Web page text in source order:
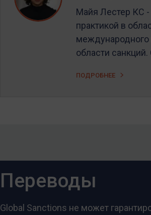
Майя Лестер КС -
практикой в
международного
области
ПОДРОБНЕЕ
Переводы
Global Sanctions не может